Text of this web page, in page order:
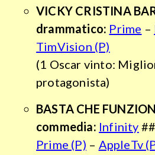
VICKY CRISTINA
drammatico: Prime –
TimVision (P)
(1 Oscar vinto:
protagonista)
BASTA CHE
commedia: Infinity
Prime (P) – AppleTv